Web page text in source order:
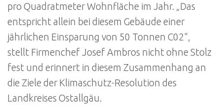
pro Quadratmeter Wohnfläche im Jahr. „Das
entspricht allein bei diesem Gebäude einer
jährlichen Einsparung von 50 Tonnen C02“,
stellt Firmenchef Josef Ambros nicht ohne Stolz
fest und erinnert in diesem Zusammenhang an
die Ziele der Klimaschutz-Resolution des
Landkreises Ostallgäu.